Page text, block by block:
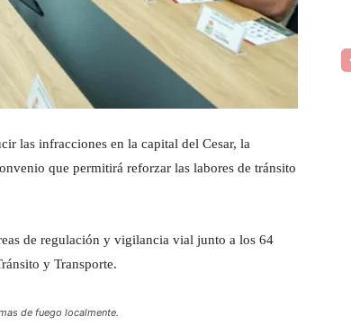
las infracciones en la capital del Cesar, la
que permitirá reforzar las labores de tránsito
de regulación y vigilancia vial junto a los 64
y Transporte.
de fuego localmente.